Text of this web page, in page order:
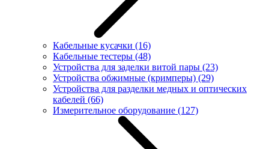
Кабельные кусачки (16)
Кабельные тестеры (48)
Устройства для заделки витой пары (23)
Устройства обжимные (кримперы) (29)
Устройства для разделки медных и оптических
кабелей (66)
Измерительное оборудование (127)